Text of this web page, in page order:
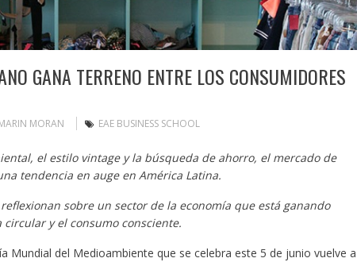
GANA TERRENO ENTRE LOS CONSUMIDORES
MORAN EAE BUSINESS SCHOOL
el estilo vintage y la búsqueda de ahorro, el mercado de
tendencia en auge en América Latina.
reflexionan sobre un sector de la economía que está ganando
y el consumo consciente.
Mundial del Medioambiente que se celebra este 5 de junio vuelve a